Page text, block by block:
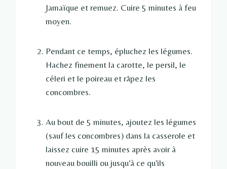
Jamaïque et remuez. Cuire 5 minutes à feu
moyen.
Pendant ce temps, épluchez les légumes.
Hachez finement la carotte, le persil, le
céleri et le poireau et râpez les
concombres.
Au bout de 5 minutes, ajoutez les légumes
(sauf les concombres) dans la casserole et
laissez cuire 15 minutes après avoir à
nouveau bouilli ou jusqu'à ce qu'ils